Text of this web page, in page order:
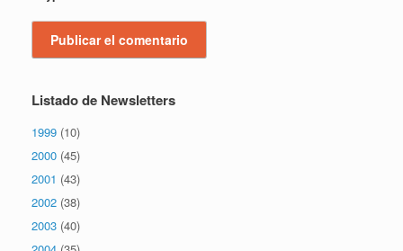
Listado de Newsletters
1999 (10)
2000 (45)
2001 (43)
2002 (38)
2003 (40)